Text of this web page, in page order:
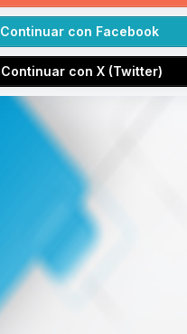
Continuar con Facebook
Continuar con X (Twitter)